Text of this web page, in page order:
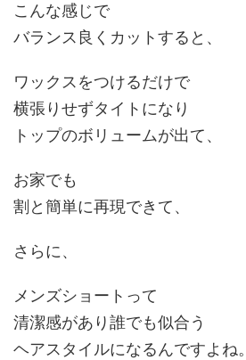
こんな感じで
バランス良くカットすると、
ワックスをつけるだけで
横張りせずタイトになり
トップのボリュームが出て、
お家でも
割と簡単に再現できて、
さらに、
メンズショートって
清潔感があり誰でも似合う
ヘアスタイルになるんですよね。